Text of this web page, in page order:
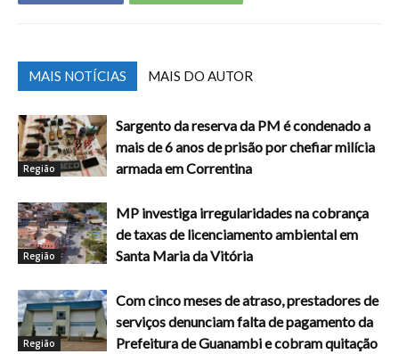
MAIS NOTÍCIAS MAIS DO AUTOR
Região
Sargento da reserva da PM é condenado a
mais de 6 anos de prisão por chefiar milícia
armada em Correntina
Região
MP investiga irregularidades na cobrança
de taxas de licenciamento ambiental em
Santa Maria da Vitória
Região
Com cinco meses de atraso, prestadores de
serviços denunciam falta de pagamento da
Prefeitura de Guanambi e cobram quitação